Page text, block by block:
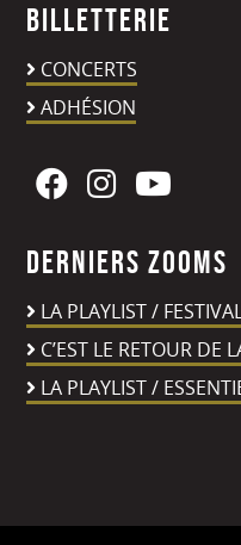
Billetterie
CONCERTS
ADHÉSION
Derniers zooms
LA PLAYLIST /
C’EST LE RETOUR DE
LA PLAYLIST /